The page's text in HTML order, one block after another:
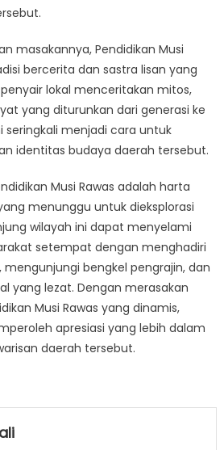
masakannya, Pendidikan Musi
bercerita dan sastra lisan yang
lokal menceritakan mitos,
yang diturunkan dari generasi ke
seringkali menjadi cara untuk
identitas budaya daerah tersebut.
Musi Rawas adalah harta
menunggu untuk dieksplorasi
wilayah ini dapat menyelami
setempat dengan menghadiri
bengkel pengrajin, dan
yang lezat. Dengan merasakan
Musi Rawas yang dinamis,
apresiasi yang lebih dalam
daerah tersebut.